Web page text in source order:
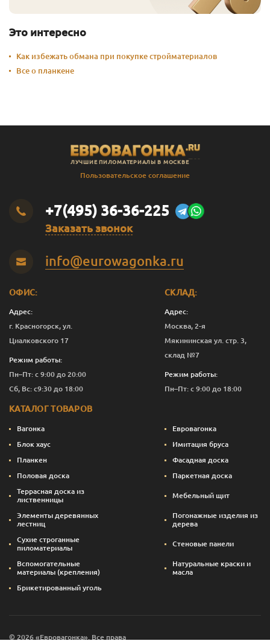
Это интересно
Как избежать обмана при покупке стройматериалов
Все о планкене
ЛУЧШИЕ ПИЛОМАТЕРИАЛЫ В МОСКВЕ
Пользовательское соглашение
+7(495) 36-36-225
Заказать звонок
info@eurowagonka.ru
ОФИС:
Адрес:
г. Красногорск, ул.
Циалковского 17
Режим работы:
Пн–Пт: с 9:00 до 20:00
Сб, Вс: с9:30 до 18:00
СКЛАД:
Адрес:
Москва, 2-я
Мякининская ул. стр. 3,
склад №7
Режим работы:
Пн–Пт: с 9:00 до 18:00
КАТАЛОГ ТОВАРОВ
Вагонка
Евровагонка
Блок хаус
Имитация бруса
Планкен
Фасадная доска
Половая доска
Паркетная доска
Террасная доска из
лиственницы
Мебельный щит
Элементы деревянных
лестниц
Погонажные изделия из
дерева
Сухие строганные
пиломатериалы
Стеновые панели
Вспомогательные
материалы (крепления)
Натуральные краски и
масла
Брикетированный уголь
© 2026 «Евровагонка». Все права